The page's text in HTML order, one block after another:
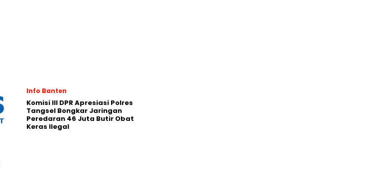
Info Banten
Komisi III DPR Apresiasi Polres
Tangsel Bongkar Jaringan
Peredaran 46 Juta Butir Obat
Keras Ilegal